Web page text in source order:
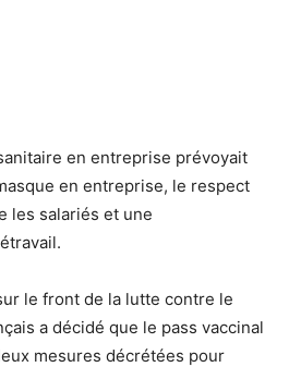
en entreprise prévoyait
en entreprise, le respect
les salariés et une
le front de la lutte contre le
a décidé que le pass vaccinal
mesures décrétées pour